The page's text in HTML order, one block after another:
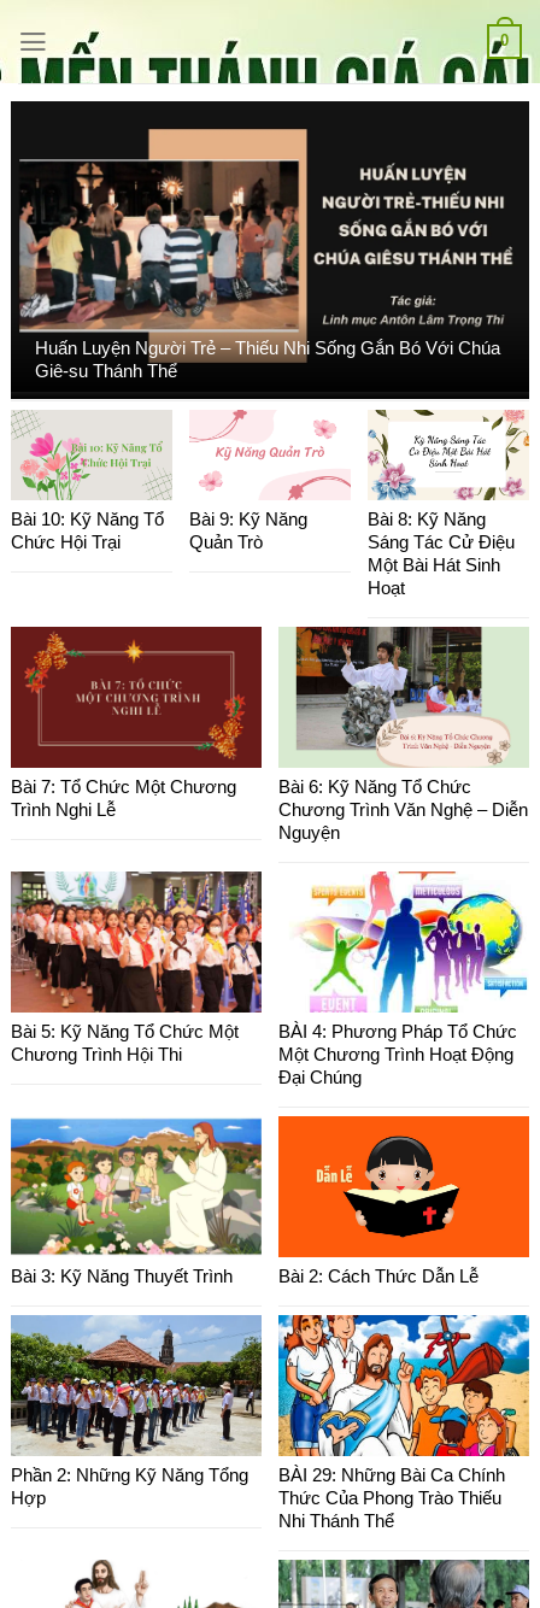
qua
nội
dung
0
Huấn Luyện Người Trẻ – Thiếu Nhi Sống Gắn Bó Với Chúa
Giê-su Thánh Thể
Bài 10: Kỹ Năng Tổ
Chức Hội Trại
Bài 9: Kỹ Năng
Quản Trò
Bài 8: Kỹ Năng
Sáng Tác Cử Điệu
Một Bài Hát Sinh
Hoạt
Bài 7: Tổ Chức Một Chương
Trình Nghi Lễ
Bài 6: Kỹ Năng Tổ Chức
Chương Trình Văn Nghệ – Diễn
Nguyện
Bài 5: Kỹ Năng Tổ Chức Một
Chương Trình Hội Thi
BÀI 4: Phương Pháp Tổ Chức
Một Chương Trình Hoạt Động
Đại Chúng
Bài 3: Kỹ Năng Thuyết Trình Bài 2: Cách Thức Dẫn Lễ
Phần 2: Những Kỹ Năng Tổng
Hợp
BÀI 29: Những Bài Ca Chính
Thức Của Phong Trào Thiếu
Nhi Thánh Thể